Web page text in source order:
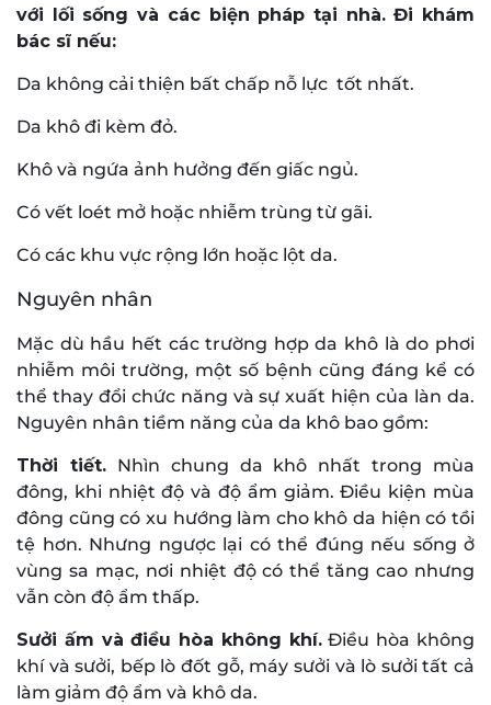
với lối sống và các biện pháp tại nhà. Đi khám
bác sĩ nếu:
Da không cải thiện bất chấp nỗ lực tốt nhất.
Da khô đi kèm đỏ.
Khô và ngứa ảnh hưởng đến giấc ngủ.
Có vết loét mở hoặc nhiễm trùng từ gãi.
Có các khu vực rộng lớn hoặc lột da.
Nguyên nhân
Mặc dù hầu hết các trường hợp da khô là do phơi
nhiễm môi trường, một số bệnh cũng đáng kể có
thể thay đổi chức năng và sự xuất hiện của làn da.
Nguyên nhân tiềm năng của da khô bao gồm:
Thời tiết.Nhìn chung da khô nhất trong mùa
đông, khi nhiệt độ và độ ẩm giảm. Điều kiện mùa
đông cũng có xu hướng làm cho khô da hiện có tồi
tệ hơn. Nhưng ngược lại có thể đúng nếu sống ở
vùng sa mạc, nơi nhiệt độ có thể tăng cao nhưng
vẫn còn độ ẩm thấp.
Sưởi ấm và điều hòa không khí.Điều hòa không
khí và sưởi, bếp lò đốt gỗ, máy sưởi và lò sưởi tất cả
làm giảm độ ẩm và khô da.